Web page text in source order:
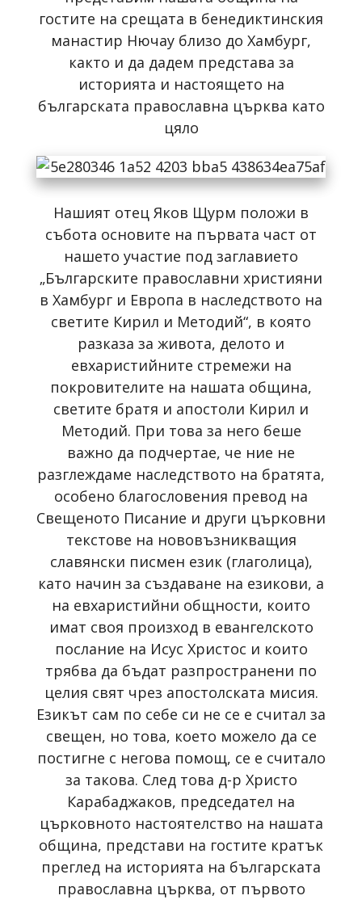
гостите на срещата в бенедиктинския
манастир Нючау близо до Хамбург,
както и да дадем представа за
историята и настоящето на
българската православна църква като
цяло
Нашият отец Яков Щурм положи в
събота основите на първата част от
нашето участие под заглавието
„Българските православни християни
в Хамбург и Европа в наследството на
светите Кирил и Методий“, в която
разказа за живота, делото и
евхаристийните стремежи на
покровителите на нашата община,
светите братя и апостоли Кирил и
Методий. При това за него беше
важно да подчертае, че ние не
разглеждаме наследството на братята,
особено благословения превод на
Свещеното Писание и други църковни
текстове на нововъзникващия
славянски писмен език (глаголица),
като начин за създаване на езикови, а
на евхаристийни общности, които
имат своя произход в евангелското
послание на Исус Христос и които
трябва да бъдат разпространени по
целия свят чрез апостолската мисия.
Езикът сам по себе си не се е считал за
свещен, но това, което можело да се
постигне с негова помощ, се е считало
за такова. След това д-р Христо
Карабаджаков, председател на
църковното настоятелство на нашата
община, представи на гостите кратък
преглед на историята на българската
православна църква, от първото